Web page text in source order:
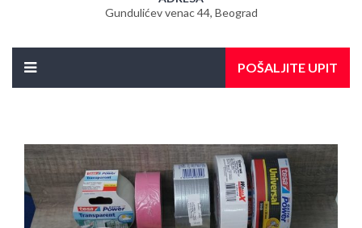
Gundulićev venac 44, Beograd
POŠALJITE UPIT